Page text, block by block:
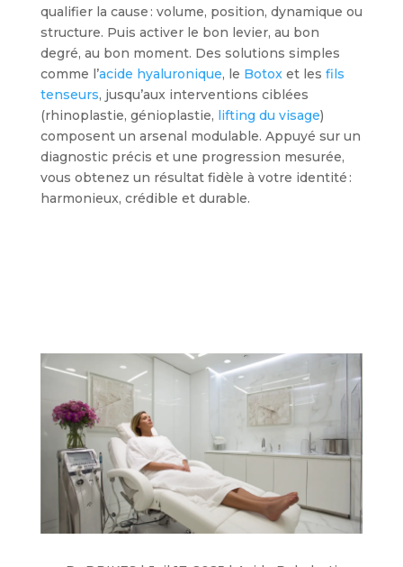
qualifier la cause : volume, position, dynamique ou
structure. Puis activer le bon levier, au bon
degré, au bon moment. Des solutions simples
comme l’acide hyaluronique, le Botox et les fils
tenseurs, jusqu’aux interventions ciblées
(rhinoplastie, génioplastie, lifting du visage)
composent un arsenal modulable. Appuyé sur un
diagnostic précis et une progression mesurée,
vous obtenez un résultat fidèle à votre identité :
harmonieux, crédible et durable.